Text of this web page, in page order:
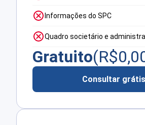
Informações do SPC
Quadro societário e
Gratuito(R$
Consultar grátis